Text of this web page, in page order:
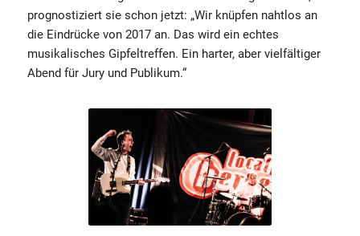
prognostiziert sie schon jetzt: „Wir knüpfen nahtlos an
die Eindrücke von 2017 an. Das wird ein echtes
musikalisches Gipfeltreffen. Ein harter, aber vielfältiger
Abend für Jury und Publikum.“